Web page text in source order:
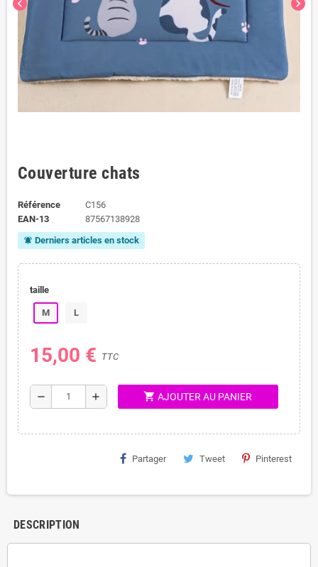
chevron_left chevron_right
Couverture chats
Référence
C156
EAN-13
87567138928
notifications_active Derniers articles en stock
taille
M L
15,00 € TTC
remove add shopping_cart AJOUTER AU PANIER
Partager Tweet Pinterest
DESCRIPTION